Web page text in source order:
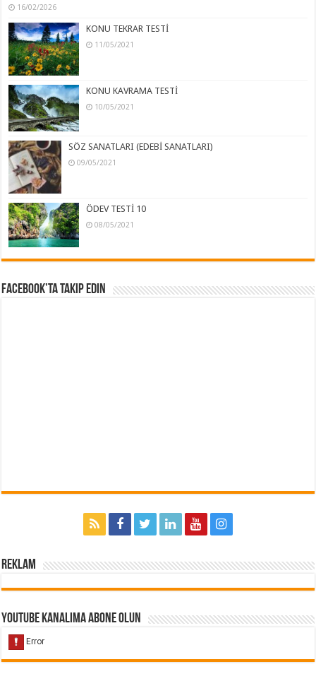
16/02/2026
KONU TEKRAR TESTİ
11/05/2021
KONU KAVRAMA TESTİ
10/05/2021
SÖZ SANATLARI (EDEBİ SANATLARI)
09/05/2021
ÖDEV TESTİ 10
08/05/2021
Facebook’ta Takip Edin
Reklam
Youtube Kanalıma Abone Olun